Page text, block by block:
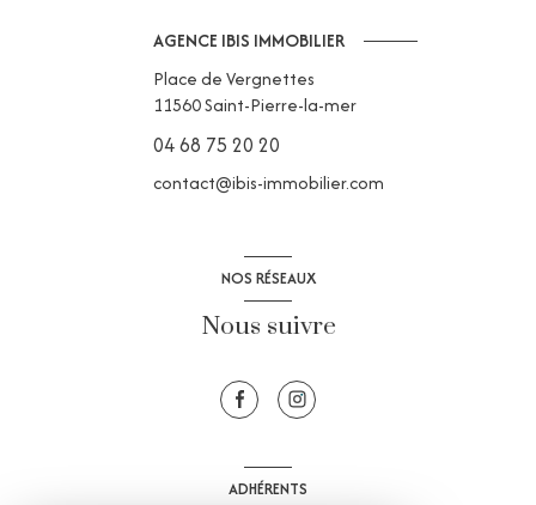
AGENCE IBIS IMMOBILIER
Place de Vergnettes
11560Saint-Pierre-la-mer
04 68 75 20 20
contact@ibis-immobilier.com
NOS RÉSEAUX
Nous suivre
ADHÉRENTS